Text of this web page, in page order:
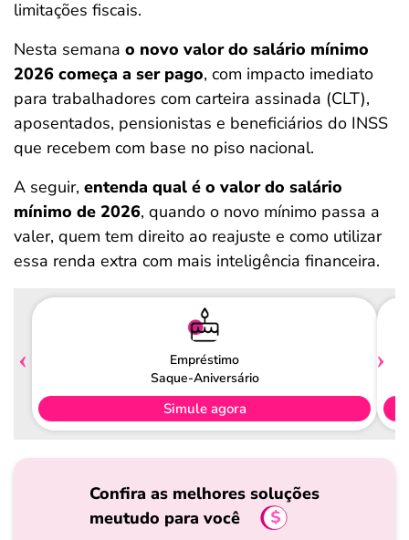
limitações fiscais.
Nesta semana o novo valor do salário mínimo
2026 começa a ser pago, com impacto imediato
para trabalhadores com carteira assinada (CLT),
aposentados, pensionistas e beneficiários do INSS
que recebem com base no piso nacional.
A seguir, entenda qual é o valor do salário
mínimo de 2026, quando o novo mínimo passa a
valer, quem tem direito ao reajuste e como utilizar
essa renda extra com mais inteligência financeira.
Empréstimo
Saque-Aniversário
Simule agora
Confira as melhores soluções
meutudo para você